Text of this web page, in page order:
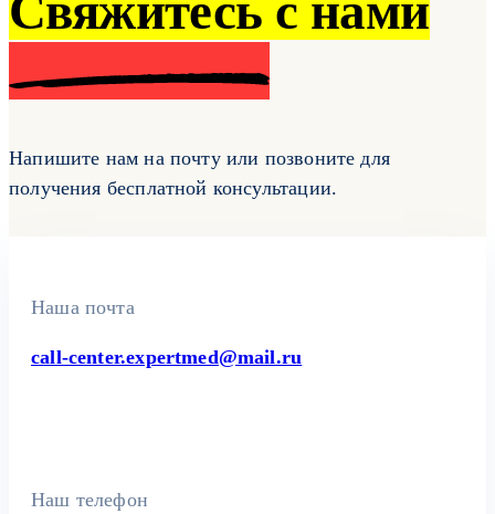
Напишите нам на почту или позвоните для
получения бесплатной консультации.
Наша почта
call-center.expertmed@mail.ru
Наш телефон